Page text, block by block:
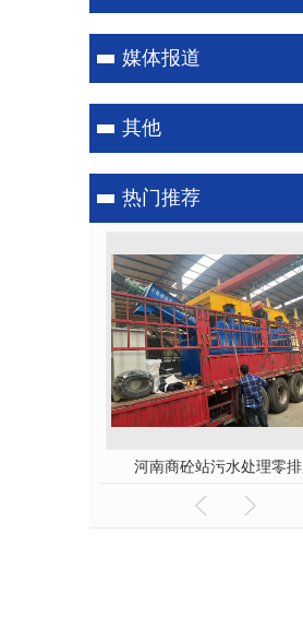
洗轮机
媒体报道
其他
热门推荐
商砼站污水处理零排放